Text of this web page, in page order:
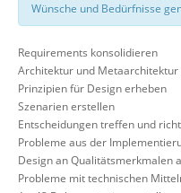
Wünsche und Bedürfnisse
Requirements konsolidieren
Architektur und
Prinzipien für Design erheben
Szenarien erstellen
Entscheidungen treffen und
Probleme aus der
Design an Qualitätsmerkmalen
Probleme mit technischen